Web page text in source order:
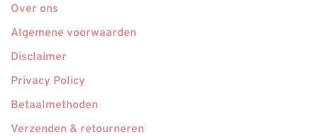
Over ons
Algemene voorwaarden
Disclaimer
Privacy Policy
Betaalmethoden
Verzenden & retourneren